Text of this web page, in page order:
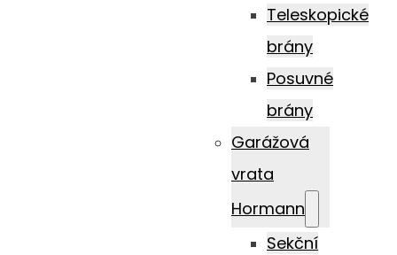
Teleskopické
brány
Posuvné
brány
Garážová
vrata
Hormann
Sekční